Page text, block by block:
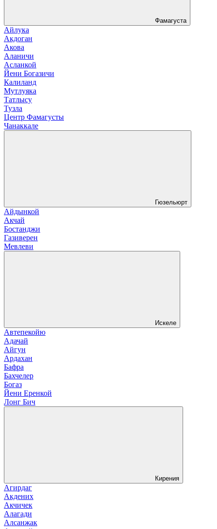
Фамагуста
Айлука
Акдоган
Акова
Аланичи
Асланкой
Йени Богазичи
Калиланд
Мутлуяка
Татлысу
Тузла
Центр Фамагусты
Чанаккале
Гюзельюрт
Айдынкой
Акчай
Бостанджи
Газиверен
Мевлеви
Искеле
Автепекойю
Адачай
Айгун
Ардахан
Бафра
Бахчелер
Богаз
Йени Еренкой
Лонг Бич
Кирения
Агирдаг
Акдених
Акчичек
Алагади
Алсанжак